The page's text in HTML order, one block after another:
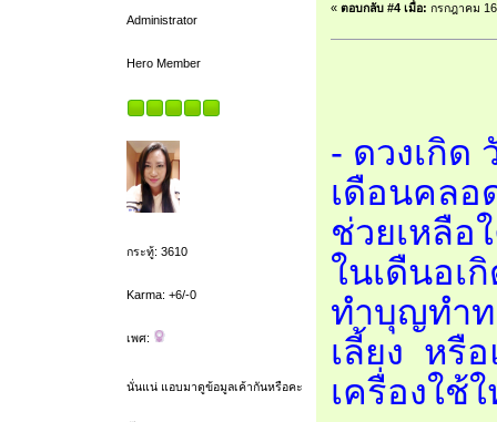
Administrator
Hero Member
กระทู้: 3610
Karma: +6/-0
เพศ:
นั่นแน่ แอบมาดูข้อมูลเค้ากันหรือคะ
« ตอบกลับ #4 เมื่อ: กรกฎาคม
- ดวงเกิด
เดือนคลอ
ช่วยเหลือ
ในเดืนอเ
ทำบุญทำท
เลี้ยง หรื
เครื่องใช้